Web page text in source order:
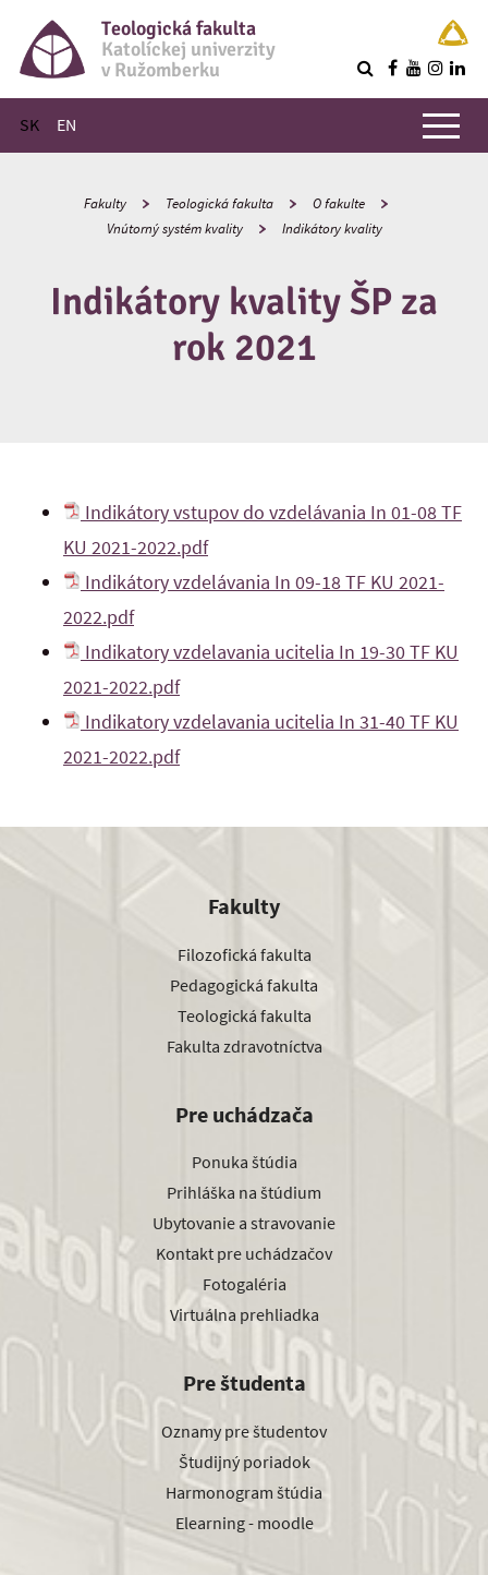
Teologická fakulta
Katolíckej univerzity
v Ružomberku
SK EN
Hlavné menu
Fakulty Teologická fakulta
O fakulte
Vnútorný systém kvality
Indikátory kvality
Indikátory kvality ŠP za
rok 2021
Indikátory vstupov do vzdelávania In 01-08 TF
KU 2021-2022.pdf
Indikátory vzdelávania In 09-18 TF KU 2021-
2022.pdf
Indikatory vzdelavania ucitelia In 19-30 TF KU
2021-2022.pdf
Indikatory vzdelavania ucitelia In 31-40 TF KU
2021-2022.pdf
Fakulty
Filozofická fakulta
Pedagogická fakulta
Teologická fakulta
Fakulta zdravotníctva
Pre uchádzača
Ponuka štúdia
Prihláška na štúdium
Ubytovanie a stravovanie
Kontakt pre uchádzačov
Fotogaléria
Virtuálna prehliadka
Pre študenta
Oznamy pre študentov
Študijný poriadok
Harmonogram štúdia
Elearning - moodle